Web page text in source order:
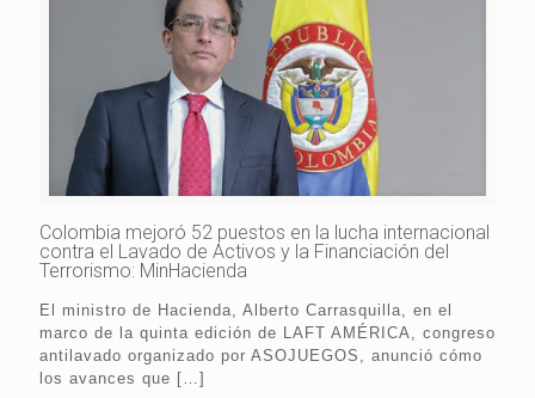
Colombia mejoró 52 puestos en la lucha internacional
contra el Lavado de Activos y la Financiación del
Terrorismo: MinHacienda
El ministro de Hacienda, Alberto Carrasquilla, en el
marco de la quinta edición de LAFT AMÉRICA, congreso
antilavado organizado por ASOJUEGOS, anunció cómo
los avances que […]